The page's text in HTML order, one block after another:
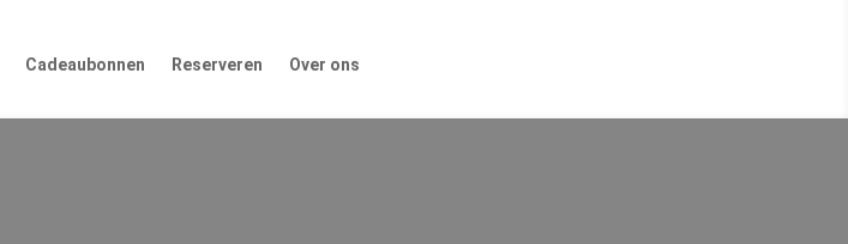
Cadeaubonnen Reserveren Over ons